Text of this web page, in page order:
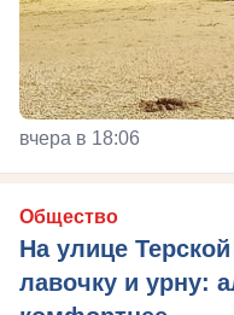
вчера в 18:06
Общество
На улице
лавочку и урну: